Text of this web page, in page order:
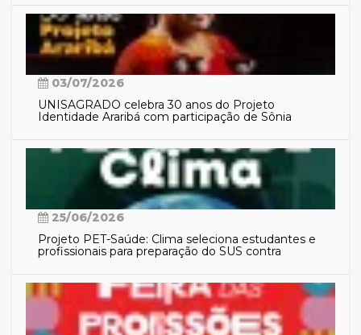
03/07/2026
UNISAGRADO celebra 30 anos do Projeto
Identidade Araribá com participação de Sônia
25/06/2026
Projeto PET-Saúde: Clima seleciona estudantes e
profissionais para preparação do SUS contra